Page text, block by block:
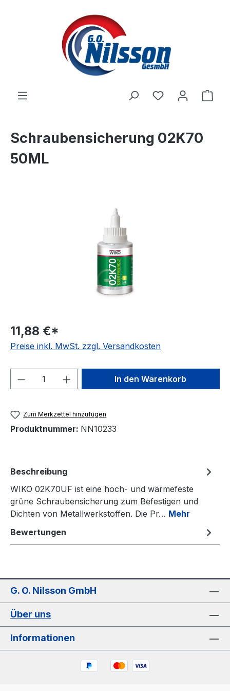
Zum Hauptinhalt springen
Schraubensicherung 02K70
50ML
11,88 €*
Preise inkl. MwSt. zzgl. Versandkosten
Produkt Anzahl: Gib denIn den Warenkorb
Zum Merkzettel hinzufügen
Produktnummer: NN10233
Beschreibung
WIKO 02K70UF ist eine hoch- und wärmefeste
grüne Schraubensicherung zum Befestigen und
Dichten von Metallwerkstoffen. Die Pr… Mehr
Bewertungen
G. O. Nilsson GmbH
Über uns
Informationen